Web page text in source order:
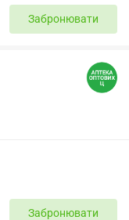
Забронювати
Забронювати